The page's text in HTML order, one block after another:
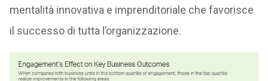
mentalità innovativa e imprenditoriale che favorisce
il successo di tutta l’organizzazione.